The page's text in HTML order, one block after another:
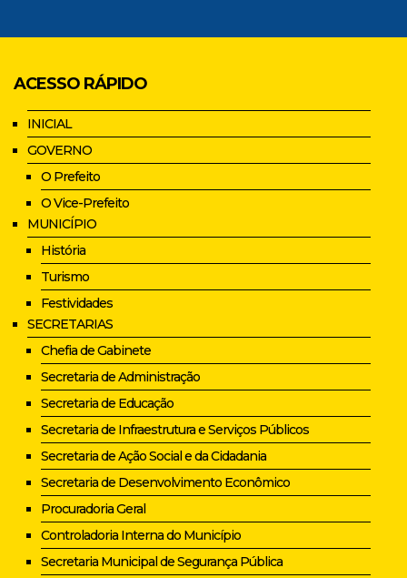
ACESSO RÁPIDO
INICIAL
GOVERNO
O Prefeito
O Vice-Prefeito
MUNICÍPIO
História
Turismo
Festividades
SECRETARIAS
Chefia de Gabinete
Secretaria de Administração
Secretaria de Educação
Secretaria de Infraestrutura e Serviços Públicos
Secretaria de Ação Social e da Cidadania
Secretaria de Desenvolvimento Econômico
Procuradoria Geral
Controladoria Interna do Município
Secretaria Municipal de Segurança Pública